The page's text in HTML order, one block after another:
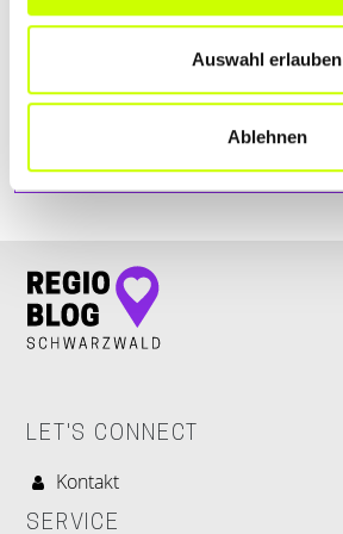
Auswahl erlauben
Ablehnen
LET'S CONNECT
Kontakt
SERVICE